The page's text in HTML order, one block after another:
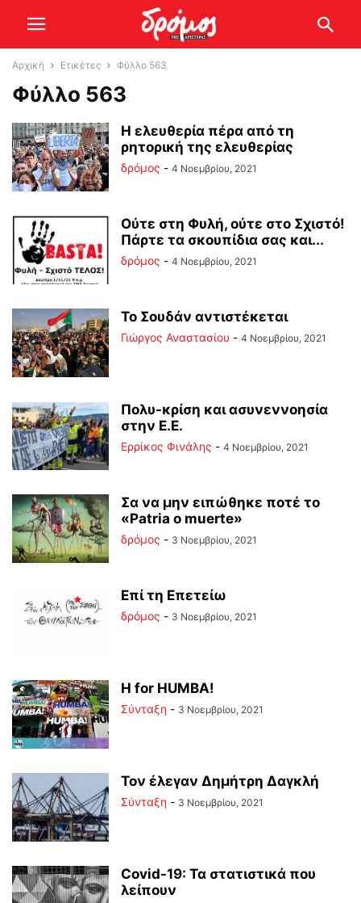
Αρχική Ετικέτες Φύλλο 563
Φύλλο 563
Η ελευθερία πέρα από τη
ρητορική της ελευθερίας
δρόμος - 4 Νοεμβρίου, 2021
Ούτε στη Φυλή, ούτε στο Σχιστό!
Πάρτε τα σκουπίδια σας και...
δρόμος - 4 Νοεμβρίου, 2021
Το Σουδάν αντιστέκεται
Γιώργος Αναστασίου - 4 Νοεμβρίου, 2021
Πολυ-κρίση και ασυνεννοησία
στην Ε.Ε.
Ερρίκος Φινάλης - 4 Νοεμβρίου, 2021
Σα να μην ειπώθηκε ποτέ το
«Patria o muerte»
δρόμος - 3 Νοεμβρίου, 2021
Επί τη Επετείω
δρόμος - 3 Νοεμβρίου, 2021
H for HUMBA!
Σύνταξη - 3 Νοεμβρίου, 2021
Τον έλεγαν Δημήτρη Δαγκλή
Σύνταξη - 3 Νοεμβρίου, 2021
Covid-19: Τα στατιστικά που
λείπουν